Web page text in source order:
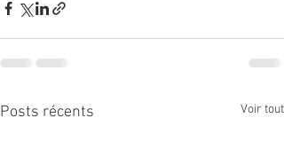
Posts récents Voir tout